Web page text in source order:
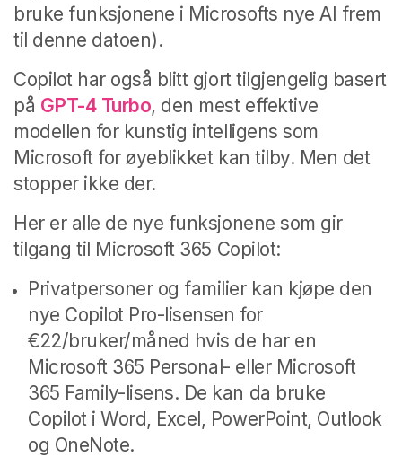
bruke funksjonene i Microsofts nye AI frem
til denne datoen).
Copilot har også blitt gjort tilgjengelig basert
på GPT-4 Turbo, den mest effektive
modellen for kunstig intelligens som
Microsoft for øyeblikket kan tilby. Men det
stopper ikke der.
Her er alle de nye funksjonene som gir
tilgang til Microsoft 365 Copilot:
Privatpersoner og familier kan kjøpe den
nye Copilot Pro-lisensen for
€22/bruker/måned hvis de har en
Microsoft 365 Personal- eller Microsoft
365 Family-lisens. De kan da bruke
Copilot i Word, Excel, PowerPoint, Outlook
og OneNote.